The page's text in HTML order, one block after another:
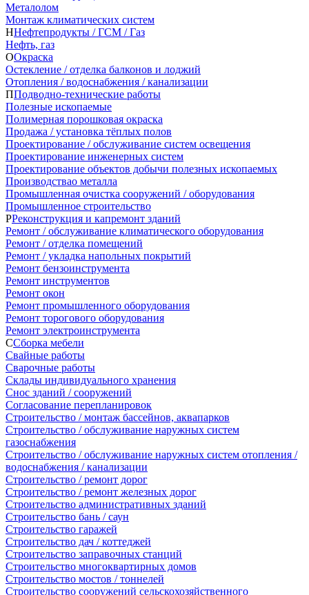
Металолом
Монтаж климатических систем
ННефтепродукты / ГСМ / Газ
Нефть, газ
ООкраска
Остекление / отделка балконов и лоджий
Отопления / водоснабжения / канализации
ППодводно-технические работы
Полезные ископаемые
Полимерная порошковая окраска
Продажа / установка тёплых полов
Проектирование / обслуживание систем освещения
Проектирование инженерных систем
Проектирование объектов добычи полезных ископаемых
Производствао металла
Промышленная очистка сооружений / оборудования
Промышленное строительство
РРеконструкция и капремонт зданий
Ремонт / обслуживание климатического оборудования
Ремонт / отделка помещений
Ремонт / укладка напольных покрытий
Ремонт бензоинструмента
Ремонт инструментов
Ремонт окон
Ремонт промышленного оборудования
Ремонт торогового оборудования
Ремонт электроинструмента
ССборка мебели
Свайные работы
Сварочные работы
Склады индивидуального хранения
Снос зданий / сооружений
Согласование перепланировок
Строительство / монтаж бассейнов, аквапарков
Строительство / обслуживание наружных систем
газоснабжения
Строительство / обслуживание наружных систем отопления /
водоснабжения / канализации
Строительство / ремонт дорог
Строительство / ремонт железных дорог
Строительство административных зданий
Строительство бань / саун
Строительство гаражей
Строительство дач / коттеджей
Строительство заправочных станций
Строительство многоквартирных домов
Строительство мостов / тоннелей
Строительство сооружений сельскохозяйственного